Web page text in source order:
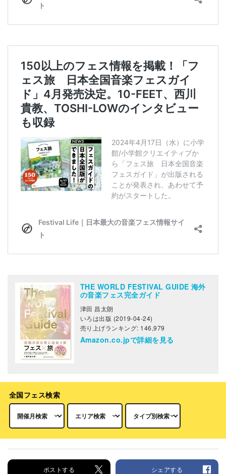
THE WORLD FESTIVAL GUIDE 海外
の音楽フェス完全ガイド
津田 昌太朗
いろは出版 (2019-04-24)
売り上げランキング: 146,979
Amazon.co.jpで詳細を見る
全国フェス検索
ポストする シェアする